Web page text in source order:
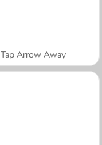
Tap Arrow Away